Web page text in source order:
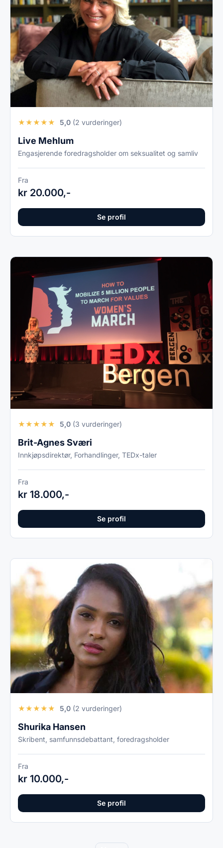
★★★★★ 5,0 (2 vurderinger)
Live Mehlum
Engasjerende foredragsholder om seksualitet og samliv
Fra
kr 20.000,-
Se profil
★★★★★ 5,0 (3 vurderinger)
Brit-Agnes Sværi
Innkjøpsdirektør, Forhandlinger, TEDx-taler
Fra
kr 18.000,-
Se profil
★★★★★ 5,0 (2 vurderinger)
Shurika Hansen
Skribent, samfunnsdebattant, foredragsholder
Fra
kr 10.000,-
Se profil